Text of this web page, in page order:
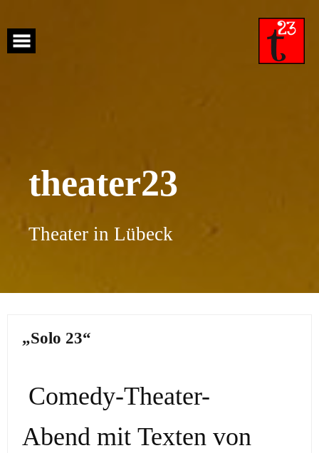
content
theater23
Theater in Lübeck
„Solo 23“
Comedy-Theater-
Abend mit Texten von